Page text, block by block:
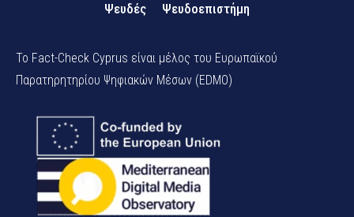
Ψευδές
Ψευδοεπιστήμη
Το Fact-Check Cyprus είναι μέλος του Ευρωπαϊκού
Παρατηρητηρίου Ψηφιακών Μέσων (EDMO)